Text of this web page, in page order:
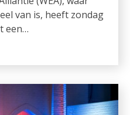
van is, heeft zondag
een…